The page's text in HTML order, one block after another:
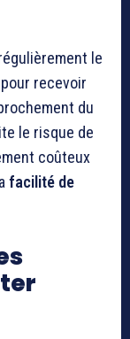
le
recevoir
du
le risque de
coûteux
facilité de